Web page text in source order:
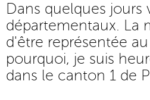
Dans quelques jours
départementaux. La
d'être représentée
pourquoi, je suis
dans le canton 1 de